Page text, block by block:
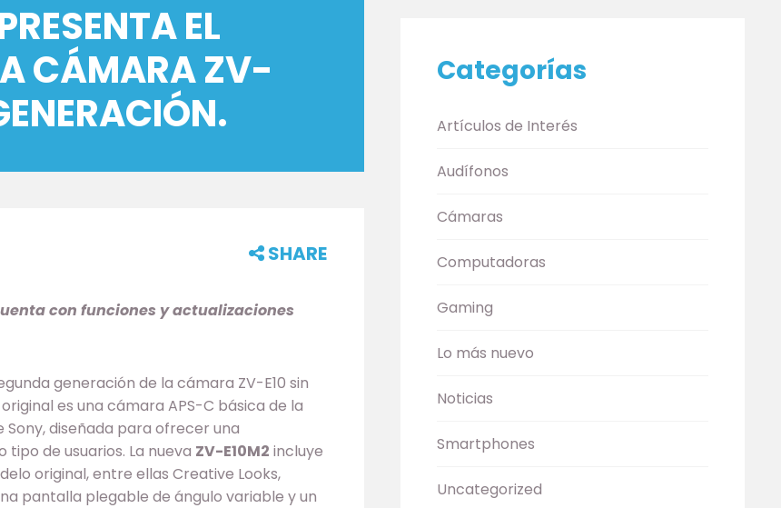
EL
CÁMARA ZV-
SHARE
con funciones y actualizaciones
generación de la cámara ZV-E10 sin
es una cámara APS-C básica de la
diseñada para ofrecer una
de usuarios. La nueva ZV-E10M2 incluye
original, entre ellas Creative Looks,
pantalla plegable de ángulo variable y un
Categorías
Artículos de Interés
Audífonos
Cámaras
Computadoras
Gaming
Lo más nuevo
Noticias
Smartphones
Uncategorized